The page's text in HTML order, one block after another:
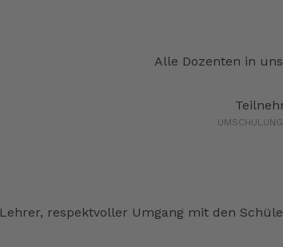
Alle Dozenten in
respektvoller Umgang mit den